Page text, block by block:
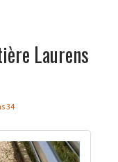
Laurens
34